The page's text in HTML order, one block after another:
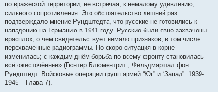
по вражеской территории, не встречая, к немалому удивлению,
сильного сопротивления. Это обстоятельство лишний раз
подтверждало мнение Рундштедта, что русские не готовились к
нападению на Германию в 1941 году. Русские были явно захвачены
врасплох, о чем свидетельствует немало признаков, в том числе
перехваченные радиограммы. Но скоро ситуация в корне
изменилась; с каждым днём борьба по всему фронту становилась
всё ожесточённее» (Гюнтер Блюментритт, Фельдмаршал фон
Рундштедт. Войсковые операции групп армий “Юг” и “Запад”. 1939-
1945 – Глава 7).